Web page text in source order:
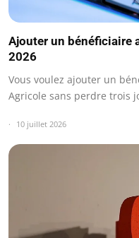
Ajouter un bénéficiaire
2026
Vous voulez ajouter un
Agricole sans perdre trois
10 juillet 2026